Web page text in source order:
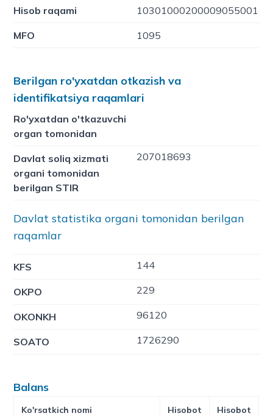
Hisob raqami 10301000200009055001
MFO 1095
Berilgan ro'yxatdan otkazish va
identifikatsiya raqamlari
Ro'yxatdan o'tkazuvchi
organ tomonidan
Davlat soliq xizmati
organi tomonidan
berilgan STIR
207018693
Davlat statistika organi tomonidan berilgan
raqamlar
KFS 144
OKPO 229
OKONKH 96120
SOATO 1726290
Balans
Ko'rsatkich nomi
Hisobot
Hisobot